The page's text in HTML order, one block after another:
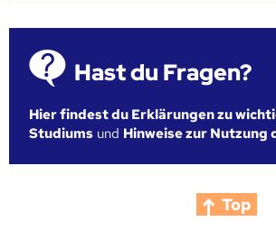
Hast du Fragen?
Hier findest du Erklärungen zu
Studiums und Hinweise zur
Top